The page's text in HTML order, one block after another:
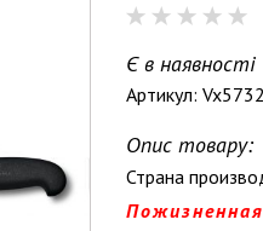
Є в наявності
Артикул:
Опис товару:
Страна